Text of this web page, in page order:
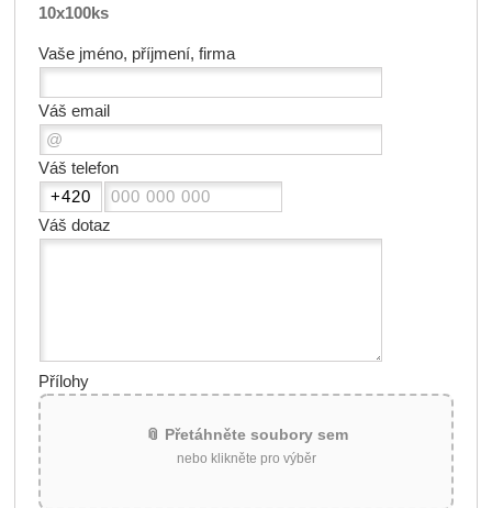
10x100ks
Vaše jméno, příjmení, firma
Váš email
Váš telefon
Váš dotaz
Přílohy
📎 Přetáhněte soubory sem
nebo klikněte pro výběr